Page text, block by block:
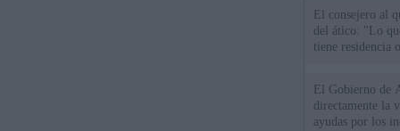
El consejero al
del ático: "Lo
tiene residencia
El Gobierno de
directamente la
ayudas por los